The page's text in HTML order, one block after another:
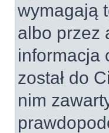
wymagają
albo przez
informacja
został do
nim